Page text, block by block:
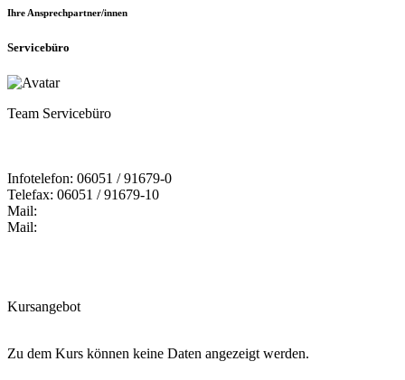
Ihre Ansprechpartner/innen
Servicebüro
Team Servicebüro
Infotelefon: 06051 / 91679-0
Telefax: 06051 / 91679-10
Mail:
Mail:
Kursangebot
Zu dem Kurs können keine Daten angezeigt werden.